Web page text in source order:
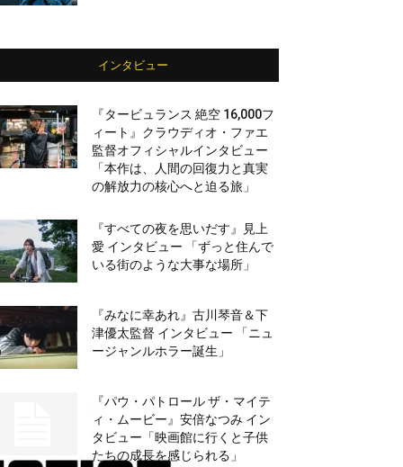
インタビュー
『タービュランス 絶空 16,000フ
ィート』クラウディオ・ファエ
監督オフィシャルインタビュー
「本作は、人間の回復力と真実
の解放力の核心へと迫る旅」
『すべての夜を思いだす』見上
愛 インタビュー 「ずっと住んで
いる街のような大事な場所」
『みなに幸あれ』古川琴音＆下
津優太監督 インタビュー 「ニュ
ージャンルホラー誕生」
『パウ・パトロール ザ・マイテ
ィ・ムービー』安倍なつみ イン
タビュー「映画館に行くと子供
たちの成長を感じられる」